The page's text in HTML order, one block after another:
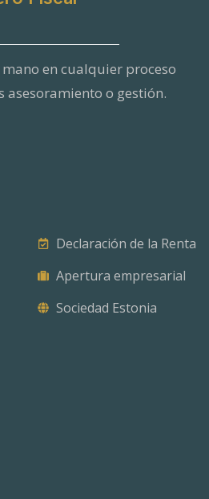
en cualquier proceso
asesoramiento o gestión.
Declaración de la Renta
Apertura empresarial
Sociedad Estonia